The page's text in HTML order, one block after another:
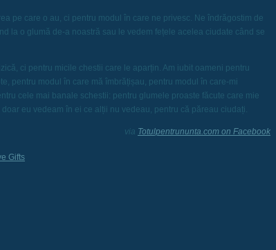
pe care o au, ci pentru modul în care ne privesc. Ne îndrăgostim de
la o glumă de-a noastră sau le vedem fețele acelea ciudate când se
ci pentru micile chestii care le aparțin. Am iubit oameni pentru
pentru modul în care mă îmbrățișau, pentru modul în care-mi
cele mai banale schestii: pentru glumele proaste făcute care mie
eu vedeam în ei ce alții nu vedeau, pentru că păreau ciudați.
via Totulpentrununta.com on Facebook